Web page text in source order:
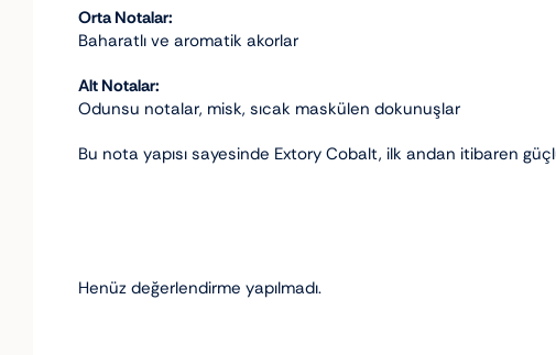
Orta Notalar:
Baharatlı ve aromatik akorlar
Alt Notalar:
Odunsu notalar, misk, sıcak maskülen dokunuşlar
Bu nota yapısı sayesinde Extory Cobalt, ilk andan itibaren
Henüz değerlendirme yapılmadı.